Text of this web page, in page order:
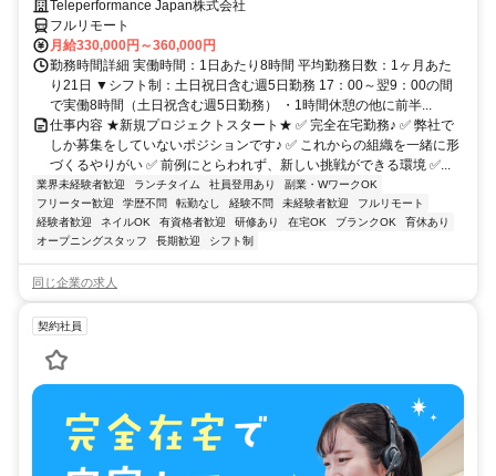
Teleperformance Japan株式会社
フルリモート
月給330,000円～360,000円
勤務時間詳細 実働時間：1日あたり8時間 平均勤務日数：1ヶ月あた
り21日 ▼シフト制：土日祝日含む週5日勤務 17：00～翌9：00の間
で実働8時間（土日祝含む週5日勤務） ・1時間休憩の他に前半...
仕事内容 ★新規プロジェクトスタート★ ✅ 完全在宅勤務♪ ✅ 弊社で
しか募集をしていないポジションです♪ ✅ これからの組織を一緒に形
づくるやりがい ✅ 前例にとらわれず、新しい挑戦ができる環境 ✅...
業界未経験者歓迎 ランチタイム 社員登用あり
副業・WワークOK
フリーター歓迎
学歴不問 転勤なし 経験不問 未経験者歓迎
フルリモート
経験者歓迎
ネイルOK 有資格者歓迎 研修あり 在宅OK ブランクOK
育休あり
オープニングスタッフ
長期歓迎 シフト制
同じ企業の求人
契約社員